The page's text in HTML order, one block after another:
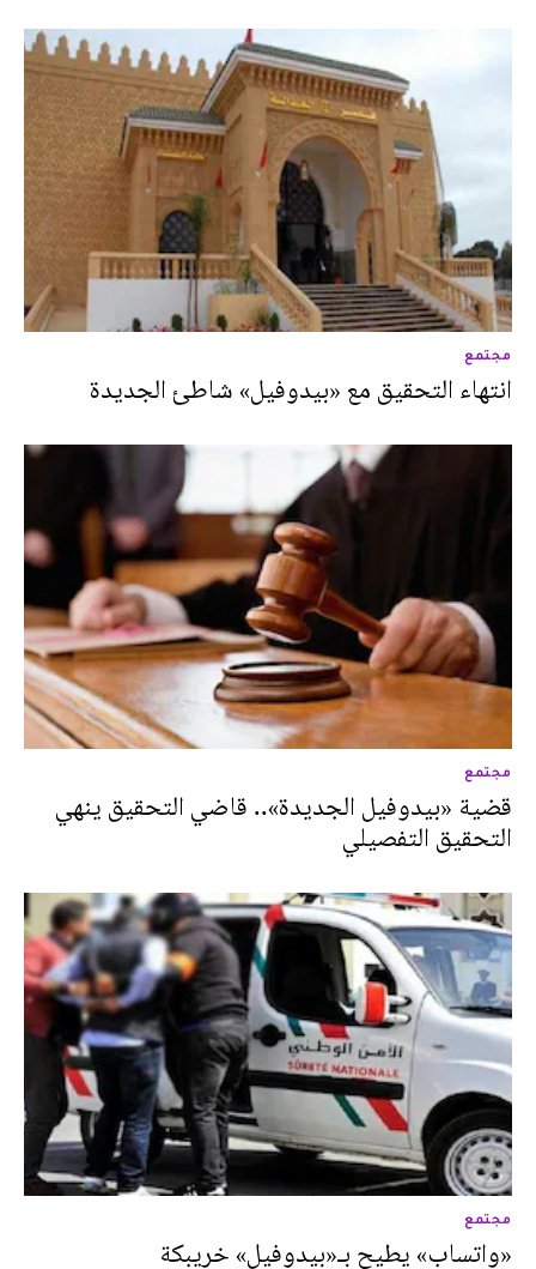
مجتمع
انتهاء التحقيق مع «بيدوفيل» شاطئ الجديدة
مجتمع
قضية «بيدوفيل الجديدة».. قاضي التحقيق ينهي
التحقيق التفصيلي
مجتمع
«واتساب» يطيح بـ«بيدوفيل» خريبكة